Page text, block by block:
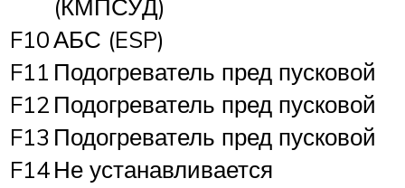
(КМПСУД)
F10АБС (ESP)
F11 Подогреватель пред пусковой
F12 Подогреватель пред пусковой
F13 Подогреватель пред пусковой
F14Не устанавливается